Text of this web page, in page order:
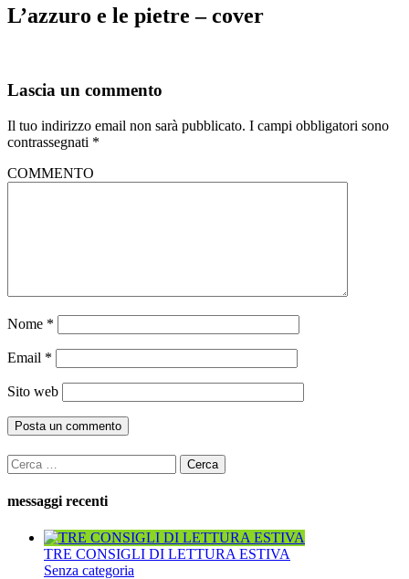
L’azzuro e le pietre – cover
Lascia un commento
Il tuo indirizzo email non sarà pubblicato. I campi obbligatori sono
contrassegnati *
COMMENTO
Nome *
Email *
Sito web
Ricerca
per:
messaggi recenti
TRE CONSIGLI DI LETTURA ESTIVA
Senza categoria